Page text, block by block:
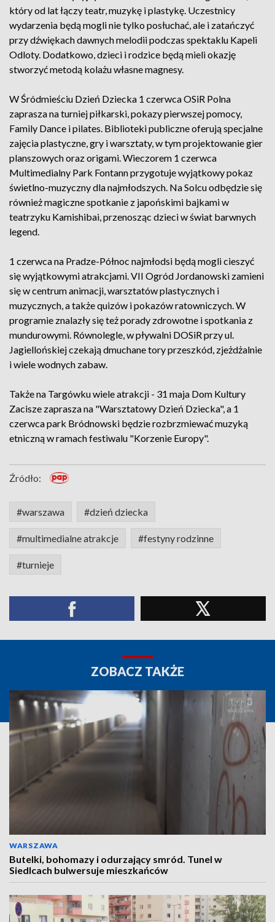
który od lat łączy teatr, muzykę i plastykę. Uczestnicy
wydarzenia będą mogli nie tylko posłuchać, ale i zatańczyć
przy dźwiękach dawnych melodii podczas spektaklu Kapeli
Odloty. Dodatkowo, dzieci i rodzice będą mieli okazję
stworzyć metodą kolażu własne magnesy.
W Śródmieściu Dzień Dziecka 1 czerwca OSiR Polna
zaprasza na turniej piłkarski, pokazy pierwszej pomocy,
Family Dance i pilates. Biblioteki publiczne oferują specjalne
zajęcia plastyczne, gry i warsztaty, w tym projektowanie gier
planszowych oraz origami. Wieczorem 1 czerwca
Multimedialny Park Fontann przygotuje wyjątkowy pokaz
świetlno-muzyczny dla najmłodszych. Na Solcu odbędzie się
również magiczne spotkanie z japońskimi bajkami w
teatrzyku Kamishibai, przenosząc dzieci w świat barwnych
legend.
1 czerwca na Pradze-Północ najmłodsi będą mogli cieszyć
się wyjątkowymi atrakcjami. VII Ogród Jordanowski zamieni
się w centrum animacji, warsztatów plastycznych i
muzycznych, a także quizów i pokazów ratowniczych. W
programie znalazły się też porady zdrowotne i spotkania z
mundurowymi. Równolegle, w pływalni DOSiR przy ul.
Jagiellońskiej czekają dmuchane tory przeszkód, zjeżdżalnie
i wiele wodnych zabaw.
Także na Targówku wiele atrakcji - 31 maja Dom Kultury
Zacisze zaprasza na "Warsztatowy Dzień Dziecka", a 1
czerwca park Bródnowski będzie rozbrzmiewać muzyką
etniczną w ramach festiwalu "Korzenie Europy".
Źródło:
#warszawa #dzień dziecka
#multimedialne atrakcje #festyny rodzinne
#turnieje
ZOBACZ TAKŻE
WARSZAWA
Butelki, bohomazy i odurzający smród. Tunel w
Siedlcach bulwersuje mieszkańców